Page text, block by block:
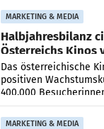
MARKETING & MEDIA
Halbjahresbilanz
Österreichs Kinos
400.000 Besucher
Das österreichische
positiven
400.000
höheren
2026 gegenüber dem
MARKETING & MEDIA